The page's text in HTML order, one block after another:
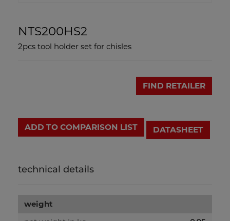
NTS200HS2
2pcs tool holder set for chisles
FIND RETAILER
ADD TO COMPARISON LIST DATASHEET
technical details
weight